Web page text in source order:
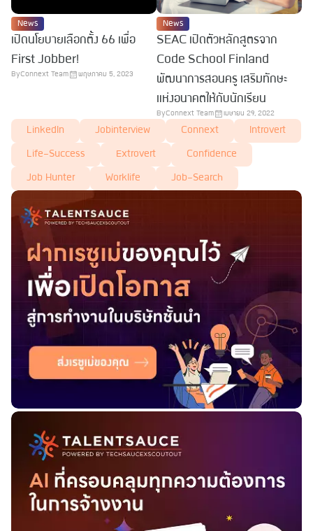
News
เปิดนโยบายเลือกตั้ง 66 เพื่อ
First Jobber!
ByConnext Team พฤษภาคม 5, 2023
News
SEAC เปิดตัวหลักสูตรจาก
Code School Finland
พัฒนาการสอนครู เสริมทักษะ
แห่งอนาคตให้กับนักเรียน
ByConnext Team เมษายน 29, 2022
LinkedIn Jobinterview Connext Introvert
Life-Success Extrovert Confidence
Job Hunter Worklife Job-Search